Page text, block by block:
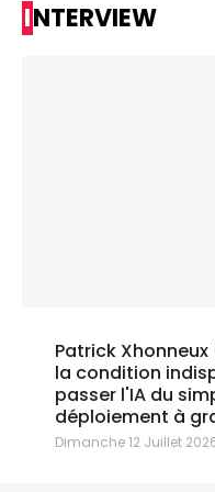
INTERVIEW
Patrick
la condition
passer l'IA du
déploiement à
Dimanche 12 Juillet